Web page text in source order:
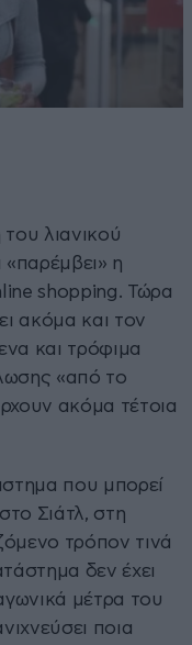
λιανικού
η
shopping. Τώρα
ακόμα και τον
και τρόφιμα
«από το
ακόμα τέτοια
που μπορεί
Σιάτλ, στη
τρόπον τινά
δεν έχει
μέτρα του
ποια